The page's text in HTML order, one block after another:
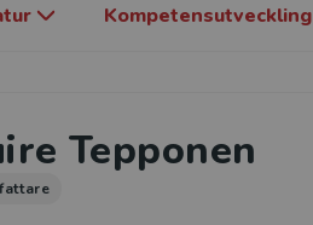
Kompetensutveckling
Tepponen